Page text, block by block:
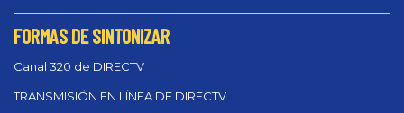
FORMAS DE SINTONIZAR
Canal 320 de DIRECTV
TRANSMISIÓN EN LÍNEA DE DIRECTV